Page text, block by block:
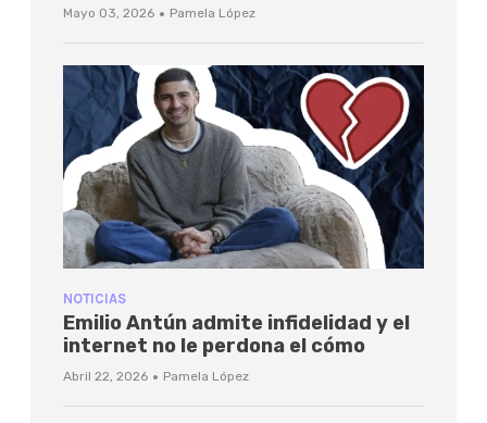
Mayo 03, 2026 · Pamela López
NOTICIAS
Emilio Antún admite infidelidad y el
internet no le perdona el cómo
Abril 22, 2026 · Pamela López